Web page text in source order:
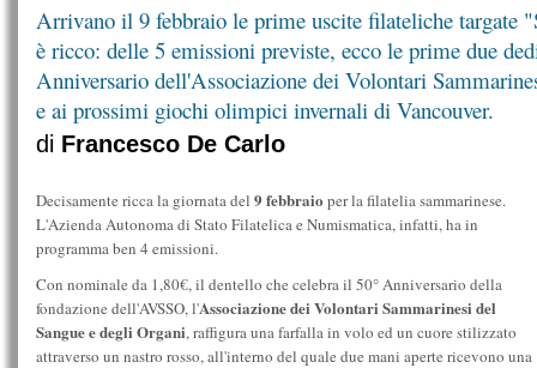
Arrivano il 9 febbraio le prime uscite filateliche targate
è ricco: delle 5 emissioni previste, ecco le prime due
Anniversario dell'Associazione dei Volontari
e ai prossimi giochi olimpici invernali di Vancouver.
di Francesco De Carlo
Decisamente ricca la giornata del 9 febbraio per la filatelia sammarinese.
L'Azienda Autonoma di Stato Filatelica e Numismatica, infatti, ha in
programma ben 4 emissioni.
Con nominale da 1,80€, il dentello che celebra il 50° Anniversario della
fondazione dell'AVSSO, l'Associazione dei Volontari Sammarinesi del
Sangue e degli Organi, raffigura una farfalla in volo ed un cuore stilizzato
attraverso un nastro rosso, all'interno del quale due mani aperte ricevono una